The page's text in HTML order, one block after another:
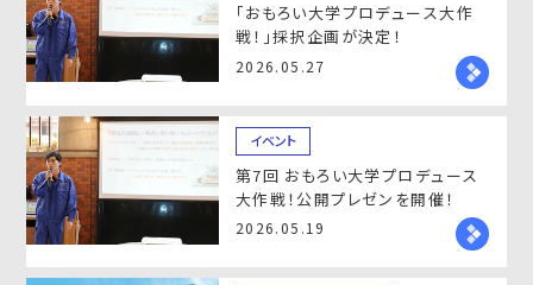
「おもろい大学プロデュース大作
戦！」採択企画が決定！
2026.05.27
イベント
第7回 おもろい大学プロデュース
大作戦！公開プレゼンを開催！
2026.05.19